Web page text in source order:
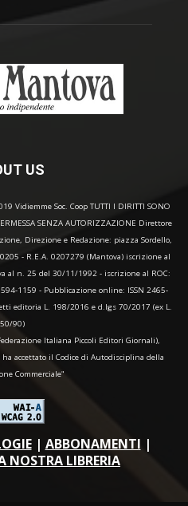
US
Vidiemme Soc. Coop TUTTI I DIRITTI SONO
SENZA AUTORIZZAZIONE Direttore
Direzione e Redazione: piazza Sordello,
- R.E.A. 0207279 (Mantova) iscrizione al
al n. 25 del 30/11/1992 - iscrizione al ROC:
1159 - Pubblicazione online: ISSN 2465-
editoria L. 198/2016 e d.lgs 70/2017 (ex L.
90)
Italiana Piccoli Editori Giornali),
accettato il Codice di Autodisciplina della
Commerciale"
| ABBONAMENTI |
NOSTRA LIBRERIA